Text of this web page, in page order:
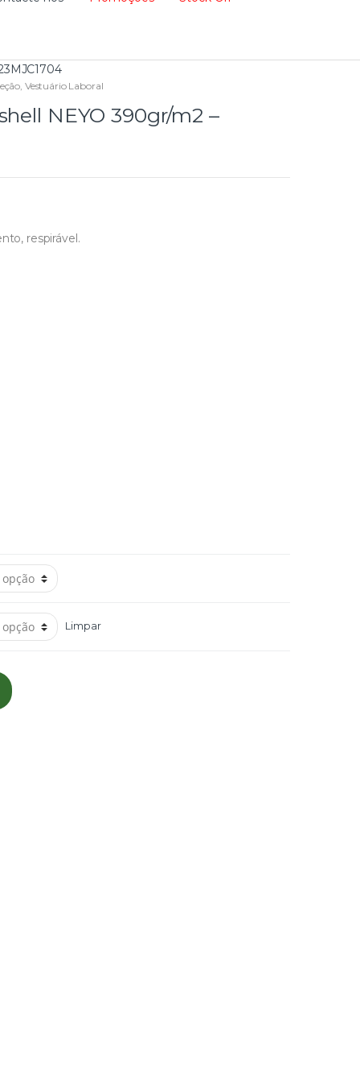
Vestuário Laboral
NEYO 390gr/m2 –
respirável.
Limpar